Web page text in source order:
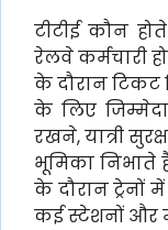
टीटीई कौन
रेलवे कर्मचारी
के दौरान
के लिए
रखने, यात्री
भूमिका निभाते
के दौरान ट्रेनों
कई स्टेशनों और